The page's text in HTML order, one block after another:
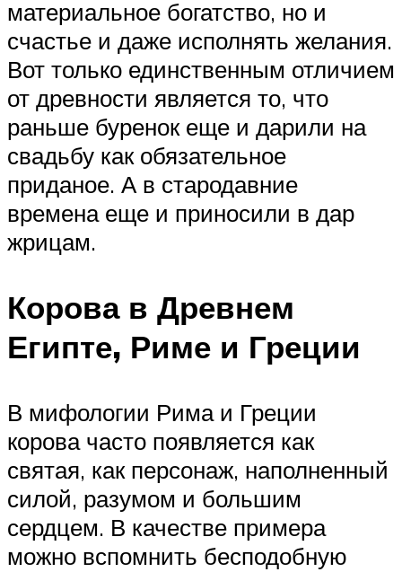
материальное богатство, но и
счастье и даже исполнять желания.
Вот только единственным отличием
от древности является то, что
раньше буренок еще и дарили на
свадьбу как обязательное
приданое. А в стародавние
времена еще и приносили в дар
жрицам.
Корова в Древнем
Египте, Риме и Греции
В мифологии Рима и Греции
корова часто появляется как
святая, как персонаж, наполненный
силой, разумом и большим
сердцем. В качестве примера
можно вспомнить бесподобную